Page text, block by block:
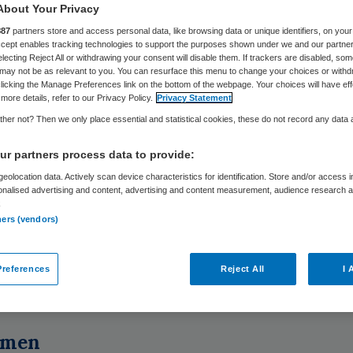
Merel Flikweert 20 augustus 2024,09:59 2132 keer
in Limburg maken zich zorgen over de staat
binnen hun regio door jeugdzorgorganisatie
andere een dreigend faillissement is de status
fragiel. Maandelijkse
verzoek van 307 documenten zorgde ervoor
bij XONAR duidelijk werd. Dit meldtFollow the
Your Privacy
partners store and access personal data, like browsing data or unique identifiers, on your
enables tracking technologies to support the purposes shown under we and our
Reject All or withdrawing your consent will disable them. If trackers are disabled,
not be as relevant to you. You can resurface this menu to change your choices or
the Manage Preferences link on the bottom of the webpage. Your choices will have
details, refer to our Privacy Policy.
Privacy Statement
not? Then we only place essential and statistical cookies, these do not record any data
partners process data to provide:
data. Actively scan device characteristics for identification. Store and/or access
advertising and content, advertising and content measurement, audience research
(vendors)
Reject All I